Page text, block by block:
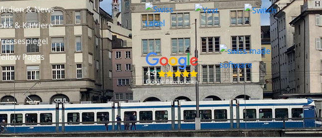
& News
& Karriere
Pages